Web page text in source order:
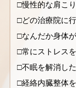
慢性的な肩こ
どの治療院に
なんだか身体
常にストレス
不眠を解消し
経絡内臓整体